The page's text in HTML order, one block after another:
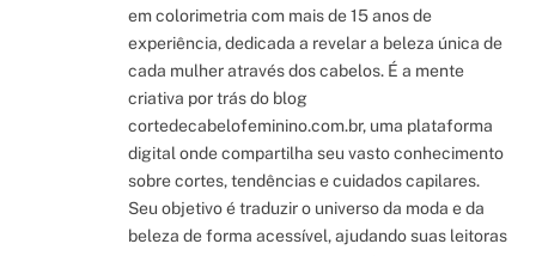
em colorimetria com mais de 15 anos de
experiência, dedicada a revelar a beleza única de
cada mulher através dos cabelos. É a mente
criativa por trás do blog
cortedecabelofeminino.com.br, uma plataforma
digital onde compartilha seu vasto conhecimento
sobre cortes, tendências e cuidados capilares.
Seu objetivo é traduzir o universo da moda e da
beleza de forma acessível, ajudando suas leitoras